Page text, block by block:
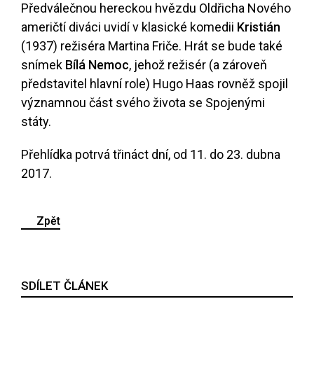
Předválečnou hereckou hvězdu Oldřicha Nového
američtí diváci uvidí v klasické komedii Kristián
(1937) režiséra Martina Friče. Hrát se bude také
snímek Bílá Nemoc, jehož režisér (a zároveň
představitel hlavní role) Hugo Haas rovněž spojil
významnou část svého života se Spojenými
státy.
Přehlídka potrvá třináct dní, od 11. do 23. dubna
2017.
Zpět
SDÍLET ČLÁNEK